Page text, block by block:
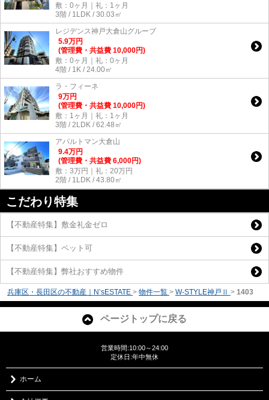
敷：0ヶ月｜礼：1ヶ月
3階 / 1LDK / 30.03㎡
レジデンス神戸大倉山グルーブ
5.9万円
(管理費・共益費 10,000円)
敷：0ヶ月｜礼：0ヶ月
4階 / 1K / 24.00㎡
ラ・フィーネ
9万円
(管理費・共益費 10,000円)
敷：1ヶ月｜礼：1ヶ月
3階 / 2LDK / 62.48㎡
アパルトマン大倉山
9.4万円
(管理費・共益費 6,000円)
敷：3万円｜礼：20万円
2階 / 1LDK / 43.80㎡
こだわり特集
【不動産特集】敷金礼金ゼロ
【不動産特集】ペット可
【不動産特集】弊社おすすめ物件
兵庫区・長田区の不動産｜N’sESTATE > 物件一覧 > W-STYLE神戸Ⅱ > 1403
ページトップに戻る
営業時間:10:00～24:00
定休日:年中無休
ホーム